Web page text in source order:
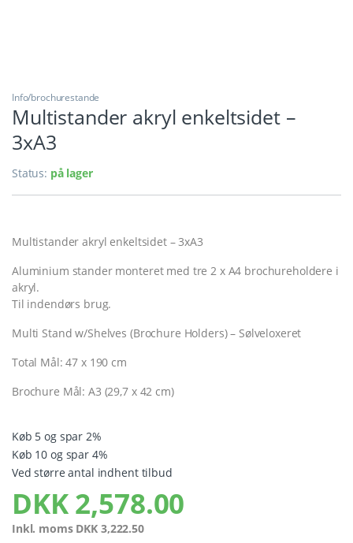
Info/brochurestande
Multistander akryl enkeltsidet –
3xA3
Status: på lager
Multistander akryl enkeltsidet – 3xA3
Aluminium stander monteret med tre 2 x A4 brochureholdere i
akryl.
Til indendørs brug.
Multi Stand w/Shelves (Brochure Holders) – Sølveloxeret
Total Mål: 47 x 190 cm
Brochure Mål: A3 (29,7 x 42 cm)
Køb 5 og spar 2%
Køb 10 og spar 4%
Ved større antal indhent tilbud
DKK2,578.00
Inkl. moms DKK 3,222.50